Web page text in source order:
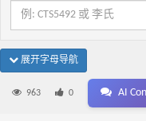
展开字母导航
963 0 AI